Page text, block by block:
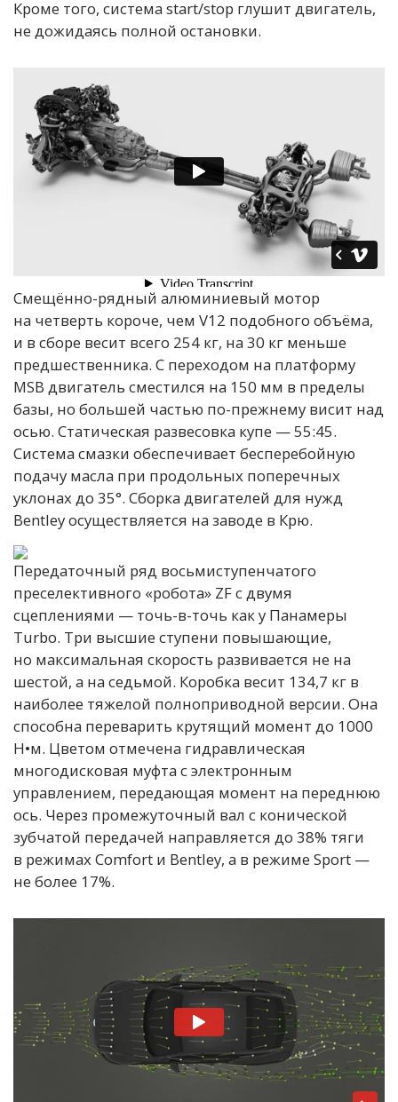
Кроме того, система start/stop глушит двигатель,
не дожидаясь полной остановки.
Смещённо-рядный алюминиевый мотор
на четверть короче, чем V12 подобного объёма,
и в сборе весит всего 254 кг, на 30 кг меньше
предшественника. С переходом на платформу
MSB двигатель сместился на 150 мм в пределы
базы, но большей частью по-прежнему висит над
осью. Статическая развесовка купе — 55:45.
Система смазки обеспечивает бесперебойную
подачу масла при продольных поперечных
уклонах до 35°. Сборка двигателей для нужд
Bentley осуществляется на заводе в Крю.
Передаточный ряд восьмиступенчатого
преселективного «робота» ZF с двумя
сцеплениями — точь-в-точь как у Панамеры
Turbo. Три высшие ступени повышающие,
но максимальная скорость развивается не на
шестой, а на седьмой. Коробка весит 134,7 кг в
наиболее тяжелой полноприводной версии. Она
способна переварить крутящий момент до 1000
Н•м. Цветом отмечена гидравлическая
многодисковая муфта с электронным
управлением, передающая момент на переднюю
ось. Через промежуточный вал с конической
зубчатой передачей направляется до 38% тяги
в режимах Comfort и Bentley, а в режиме Sport —
не более 17%.